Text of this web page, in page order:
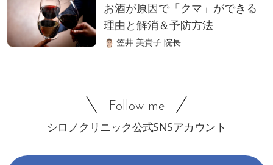
お酒が原因で「クマ」ができる
理由と解消＆予防方法
笠井 美貴子 院長
Follow me
シロノクリニック公式SNSアカウント